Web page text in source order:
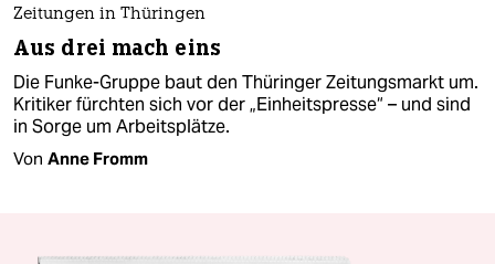
Zeitungen in Thüringen
Aus drei mach eins
Die Funke-Gruppe baut den Thüringer Zeitungsmarkt um.
Kritiker fürchten sich vor der „Einheitspresse“ – und sind
in Sorge um Arbeitsplätze.
Von Anne Fromm